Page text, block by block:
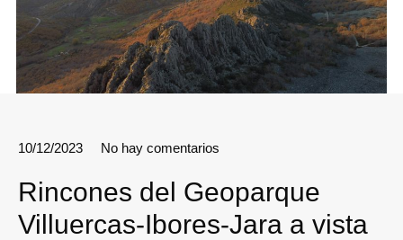
10/12/2023 No hay comentarios
Rincones del Geoparque
Villuercas-Ibores-Jara a vista